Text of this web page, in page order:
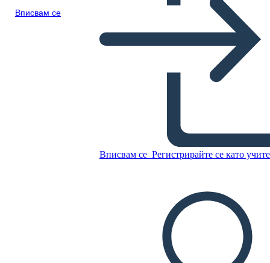
Вписвам се
Вписвам се Регистрирайте се като
Annie Sullivan - Biografia
СЪЗДАЙТЕ СЦЕНАРИЙ
ПУСКАНЕ НА СЛАЙДШОУ
ЧЕТИ МИ